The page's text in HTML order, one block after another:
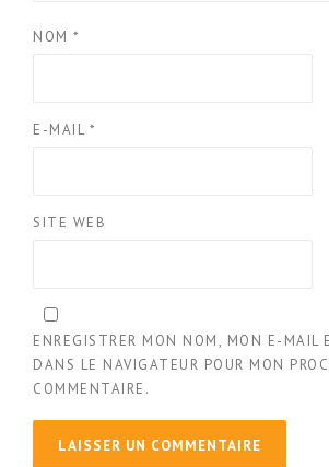
NOM *
E-MAIL *
SITE WEB
ENREGISTRER MON NOM, MON E-MAIL
DANS LE NAVIGATEUR POUR MON
COMMENTAIRE.